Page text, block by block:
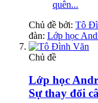
quên...
Chủ đề bởi: Tô
đàn: Lớp học
Chủ đề
Lớp học
Sự thay đổi